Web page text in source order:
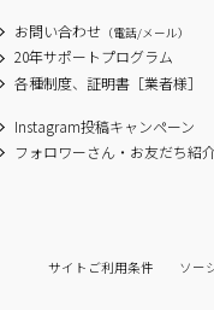
お問い合わせ （電話/メール）
20年サポートプログラム
各種制度、証明書［業者様］
Instagram投稿キャンペーン
フォロワーさん・お友だち紹
サイトご利用条件 ソー